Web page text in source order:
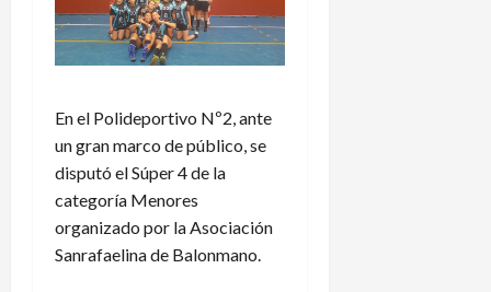
En el Polideportivo Nº2, ante
un gran marco de público, se
disputó el Súper 4 de la
categoría Menores
organizado por la Asociación
Sanrafaelina de Balonmano.